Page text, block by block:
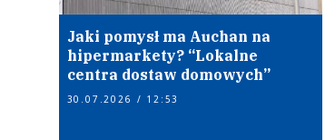
Jaki pomysł ma Auchan na
hipermarkety? “Lokalne
centra dostaw domowych”
30.07.2026 / 12:53